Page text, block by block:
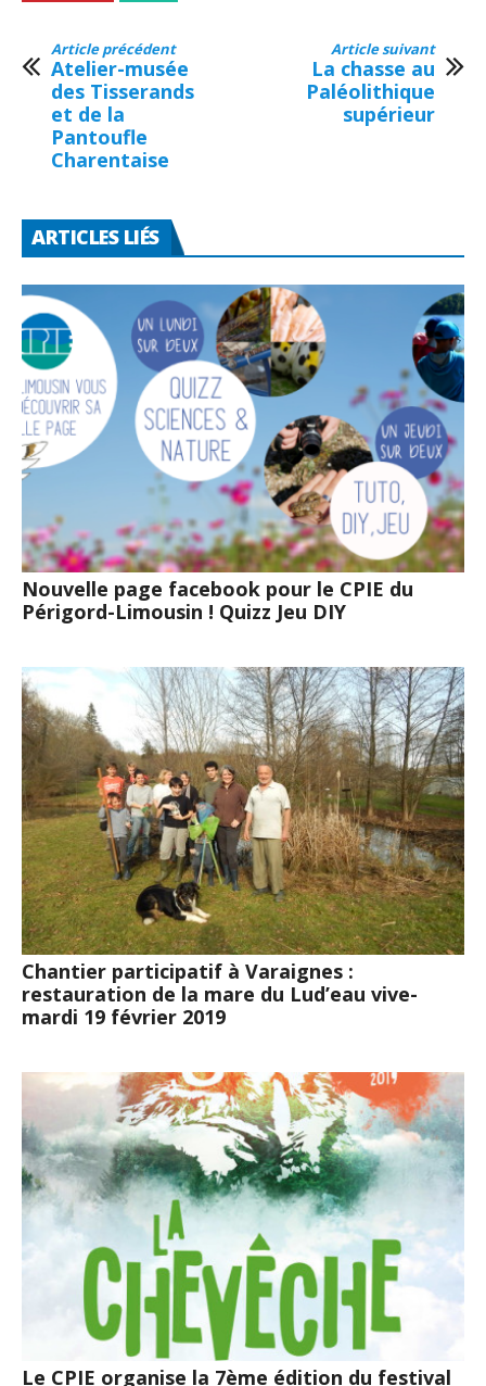
Article précédent
Atelier-musée
des Tisserands
et de la
Pantoufle
Charentaise
Article suivant
La chasse au
Paléolithique
supérieur
ARTICLES LIÉS
Nouvelle page facebook pour le CPIE du
Périgord-Limousin ! Quizz Jeu DIY
Chantier participatif à Varaignes :
restauration de la mare du Lud’eau vive-
mardi 19 février 2019
Le CPIE organise la 7ème édition du festival